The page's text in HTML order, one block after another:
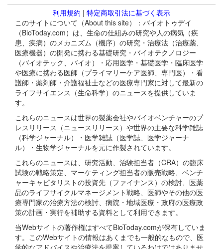
利用規約 | 特定商取引法に基づく表示
このサイトについて（About this site）：バイオトゥデイ
（BioToday.com）は、生命の仕組みの研究や人の病気（疾
患、疾病）のメカニズム（機序）の研究・治療法（治療薬、
医療機器）の開発に携わる基礎研究・バイオテクノロジー
（バイオテック、バイオ）・応用医学・基礎医学・臨床医学
や医療に携わる医師（プライマリーケア医師、専門医）・看
護師・薬剤師・介護福祉士などの医療専門家に対して最新の
ライフサイエンス（生命科学）のニュースを提供していま
す。
これらのニュースは世界の製薬会社やバイオベンチャーのプ
レスリリース（ニュースリリース）や世界の主要な科学雑誌
（科学ジャーナル）・医学雑誌（医学誌、医学ジャーナ
ル）・生物学ジャーナルを元に作製されています。
これらのニュースは、研究活動、治験担当者（CRA）の臨床
試験の戦略策定、マーケティング担当者の販売戦略、ベンチ
ャーキャピタリストの投資先（ファイナンス）の検討、医薬
品のライフサイクルマネージメント戦略、医師やその他の医
療専門家の治療方法の検討、病院・地域医療・政府の医療政
策の計画・実行を補助する資料として利用できます。
当Webサイトの著作権はすべてBioToday.comが保有していま
す。このWebサイトの情報はあくまでも一般的なもので、医